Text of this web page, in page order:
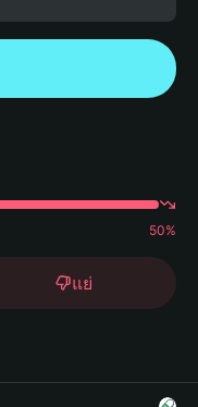
50%
แย่